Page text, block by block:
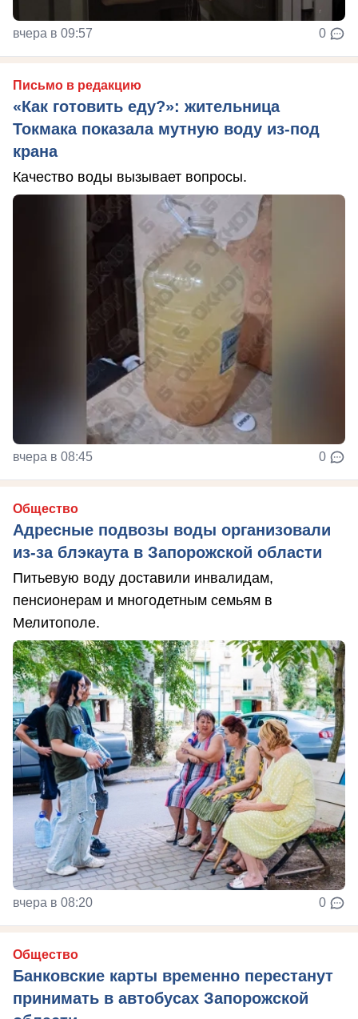
вчера в 09:57 0
Письмо в редакцию
«Как готовить еду?»: жительница
Токмака показала мутную воду из-под
крана
Качество воды вызывает вопросы.
вчера в 08:45 0
Общество
Адресные подвозы воды организовали
из-за блэкаута в Запорожской области
Питьевую воду доставили инвалидам,
пенсионерам и многодетным семьям в
Мелитополе.
вчера в 08:20 0
Общество
Банковские карты временно перестанут
принимать в автобусах Запорожской